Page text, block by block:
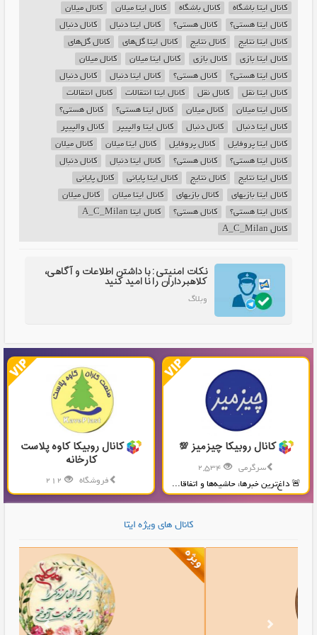
کانال ایتا باشگاه کانال باشگاه کانال ایتا میلان
کانال میلان
کانال ایتا هستی؟
کانال هستی؟ کانال ایتا دنبال
کانال دنبال
کانال ایتا نتایج
کانال نتایج کانال ایتا گل‌های
کانال گل‌های
کانال ایتا بازی
کانال بازی کانال ایتا میلان
کانال میلان
کانال ایتا هستی؟
کانال هستی؟ کانال ایتا دنبال
کانال دنبال
کانال ایتا نقل
کانال نقل کانال ایتا انتقالات
کانال انتقالات
کانال ایتا میلان
کانال میلان کانال ایتا هستی؟
کانال هستی؟
کانال ایتا دنبال
کانال دنبال کانال ایتا والپیپر
کانال والپیپر
کانال ایتا پروفایل
کانال پروفایل کانال ایتا میلان
کانال میلان
کانال ایتا هستی؟
کانال هستی؟ کانال ایتا دنبال
کانال دنبال
کانال ایتا نتایج
کانال نتایج کانال ایتا پایانی
کانال پایانی
کانال ایتا بازیهای
کانال بازیهای کانال ایتا میلان
کانال میلان
کانال ایتا هستی؟
کانال هستی؟
کانال ایتا A_C_Milan
کانال A_C_Milan
نکات امنیتی: با داشتن اطلاعات و آگاهی،
کلاهبرداران را نا امید کنید
وبلاگ
کانال روبیکا چیزمیز 💯
سرگرمی
🚨 داغ‌ترین خبرها، حاشیه‌ها و اتفاقا...
کانال روبیکا کاوه پلاست
کارخانه
فروشگاه
تولید و پخش محصولات پلاستیکی...
کانال های ویژه ایتا